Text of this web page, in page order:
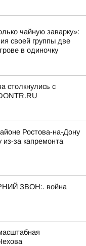
чайную заварку»:
своей группы две
в одиночку
столкнулись с
Ростова-на-Дону
из-за капремонта
ЗВОН:. война